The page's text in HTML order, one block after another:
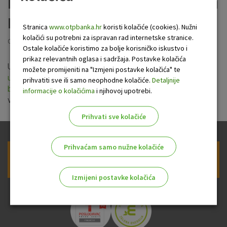
naloga
Objavljeno: 8.1.2024
Uprava OTP banke usvojila je noveOpće uvjete pružanja
usluga platnog prometa za nepotrošačeiTerminski plan
banke za izvršenje platnih naloga s primjenom od 01.
veljače 2024. godine.
Prijava na newsletter OTP banke
Stranica www.otpbanka.hrkoristi kolačiće (cookies). Nužni
kolačići su potrebni za ispravan rad internetske stranice.
Ostale kolačiće koristimo za bolje korisničko iskustvo i
prikaz relevantnih oglasa i sadržaja. Postavke kolačića
možete promijeniti na "Izmjeni postavke kolačića" te
prihvatiti sve ili samo neophodne kolačiće. Detaljnije
informacije o kolačićima i njihovoj upotrebi.
Prihvati sve kolačiće
Prihvaćam samo nužne kolačiće
Izmijeni postavke kolačića